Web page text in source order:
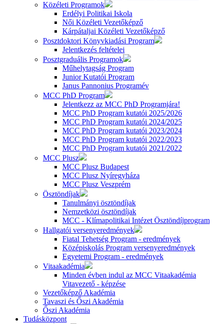
Közéleti Programok
Erdélyi Politikai Iskola
Női Közéleti Vezetőképző
Kárpátaljai Közéleti Vezetőképző
Posztdoktori Könyvkiadási Program
Jelentkezés feltételei
Posztgraduális Programok
Műhelytagság Program
Junior Kutatói Program
Janus Pannonius Programév
MCC PhD Program
Jelentkezz az MCC PhD Programjára!
MCC PhD Program kutatói 2025/2026
MCC PhD Program kutatói 2024/2025
MCC PhD Program kutatói 2023/2024
MCC PhD Program kutatói 2022/2023
MCC PhD Program kutatói 2021/2022
MCC Plusz
MCC Plusz Budapest
MCC Plusz Nyíregyháza
MCC Plusz Veszprém
Ösztöndíjak
Tanulmányi ösztöndíjak
Nemzetközi ösztöndíjak
MCC - Klímapolitikai Intézet Ösztöndíjprogram
Hallgatói versenyeredmények
Fiatal Tehetség Program - eredmények
Középiskolás Program versenyeredmények
Egyetemi Program - eredmények
Vitaakadémia
Minden évben indul az MCC Vitaakadémia
Vitavezető - képzése
Vezetőképző Akadémia
Tavaszi és Őszi Akadémia
Őszi Akadémia
Tudásközpont